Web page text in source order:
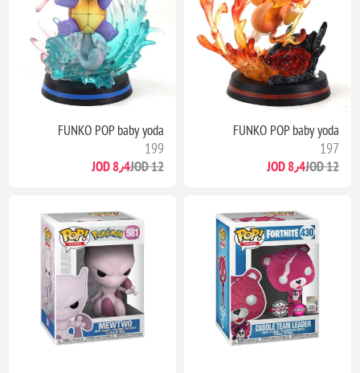
FUNKO POP baby yoda
197
12 JOD 8٫4 JOD
FUNKO POP baby yoda
199
12 JOD 8٫4 JOD